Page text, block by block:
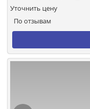
По отзывам
Уточнить цену